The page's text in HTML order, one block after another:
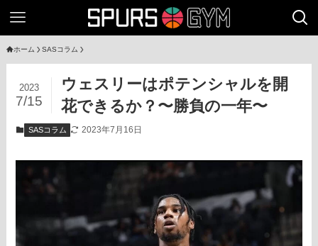
ホーム SASコラム
ウェスリーはポテンシャルを開
花できるか？〜勝負の一年〜
2023
7/15
SASコラム 2023年7月16日